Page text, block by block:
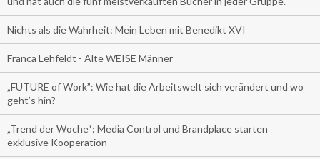
Nichts als die Wahrheit: Mein Leben mit Benedikt XVI
Franca Lehfeldt - Alte WEISE Männer
„FUTURE of Work”: Wie hat die Arbeitswelt sich verändert und wo
geht’s hin?
„Trend der Woche“: Media Control und Brandplace starten
exklusive Kooperation